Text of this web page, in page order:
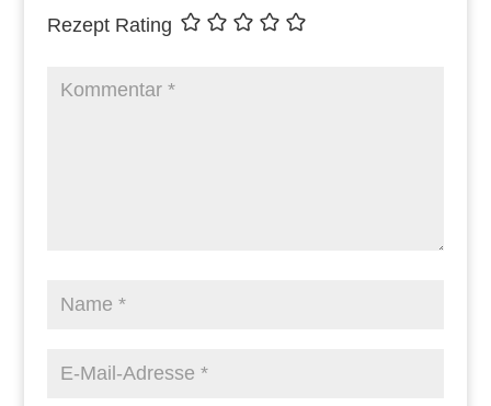
Rezept Rating